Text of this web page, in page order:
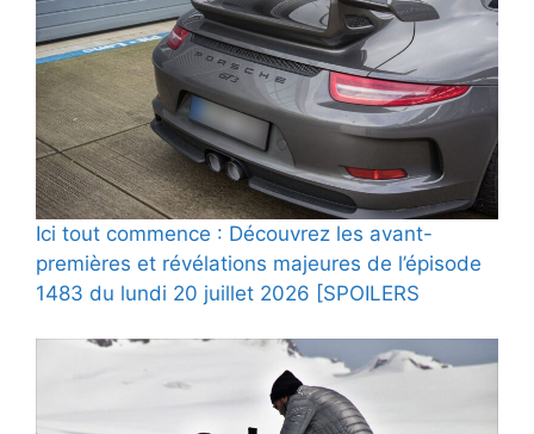
Ici tout commence : Découvrez les avant-
premières et révélations majeures de l’épisode
1483 du lundi 20 juillet 2026 [SPOILERS